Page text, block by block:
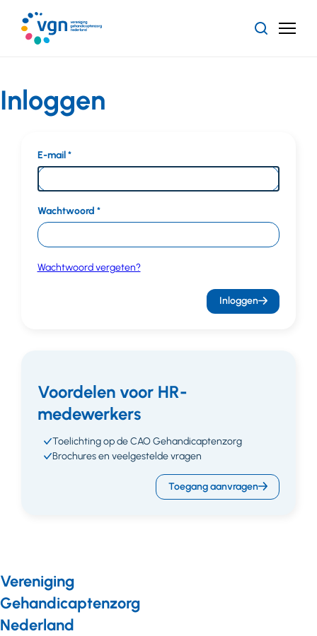
naar
hoofdinhoud
ZoekenMenu
Inloggen
E-mail
Wachtwoord
Wachtwoord vergeten?
Inloggen
Voordelen voor HR-
medewerkers
Toelichting op de CAO Gehandicaptenzorg
Brochures en veelgestelde vragen
Toegang aanvragen
Vereniging
Gehandicaptenzorg
Nederland